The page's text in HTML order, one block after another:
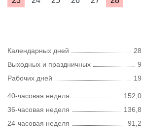
Календарных дней
28
Выходных и праздничных
9
Рабочих дней
19
40-часовая неделя
152,0
36-часовая неделя
136,8
24-часовая неделя
91,2